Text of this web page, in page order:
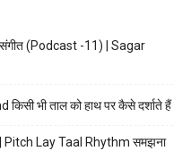
(Podcast -11) | Sagar
भी ताल को हाथ पर कैसे दर्शाते हैं
Lay Taal Rhythm समझना